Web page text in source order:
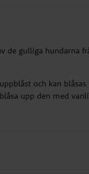
de gulliga hundarna
och kan
upp den med